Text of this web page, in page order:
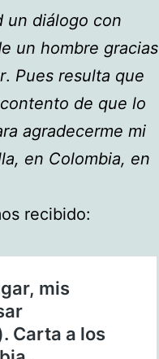
un diálogo con
un hombre gracias
. Pues resulta que
de que lo
agradecerme mi
en Colombia, en
recibido: